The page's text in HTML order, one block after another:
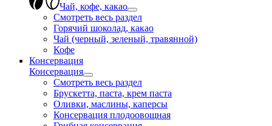
Чай, кофе, какао
Смотреть весь раздел
Горячий шоколад, какао
Чай (черный, зеленый, травянной)
Кофе
Консервация
Консервация
Смотреть весь раздел
Брускетта, паста, крем паста
Оливки, маслины, каперсы
Консервация плодоовощная